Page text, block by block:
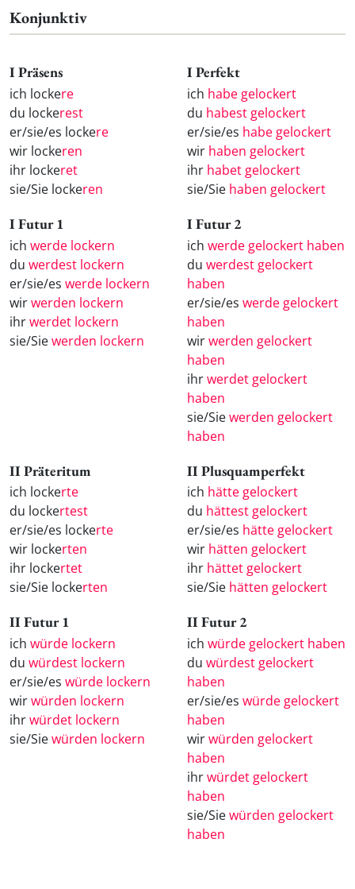
Konjunktiv
I Präsens
ich lockere
du lockerest
er/sie/es lockere
wir lockeren
ihr lockeret
sie/Sie lockeren
I Perfekt
ich habe gelockert
du habest gelockert
er/sie/es habe gelockert
wir haben gelockert
ihr habet gelockert
sie/Sie haben gelockert
I Futur 1
ich werde lockern
du werdest lockern
er/sie/es werde lockern
wirwerden lockern
ihrwerdet lockern
sie/Siewerden lockern
I Futur 2
ich werde gelockert haben
du werdest gelockert
haben
er/sie/es werde gelockert
haben
wirwerden gelockert
haben
ihrwerdet gelockert
haben
sie/Siewerden gelockert
haben
II Präteritum
ich lockerte
du lockertest
er/sie/es lockerte
wir lockerten
ihr lockertet
sie/Sie lockerten
II Plusquamperfekt
ich hätte gelockert
du hättest gelockert
er/sie/es hätte gelockert
wir hätten gelockert
ihr hättet gelockert
sie/Sie hätten gelockert
II Futur 1
ich würde lockern
du würdest lockern
er/sie/es würde lockern
wirwürden lockern
ihrwürdet lockern
sie/Siewürden lockern
II Futur 2
ich würde gelockert haben
du würdest gelockert
haben
er/sie/es würde gelockert
haben
wirwürden gelockert
haben
ihrwürdet gelockert
haben
sie/Siewürden gelockert
haben